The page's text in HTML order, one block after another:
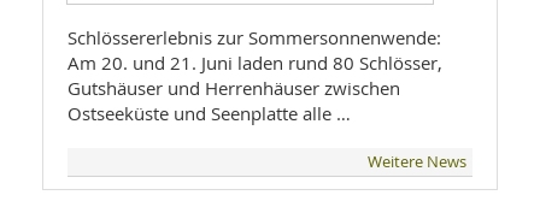
Schlössererlebnis zur Sommersonnenwende:
Am 20. und 21. Juni laden rund 80 Schlösser,
Gutshäuser und Herrenhäuser zwischen
Ostseeküste und Seenplatte alle …
Weitere News